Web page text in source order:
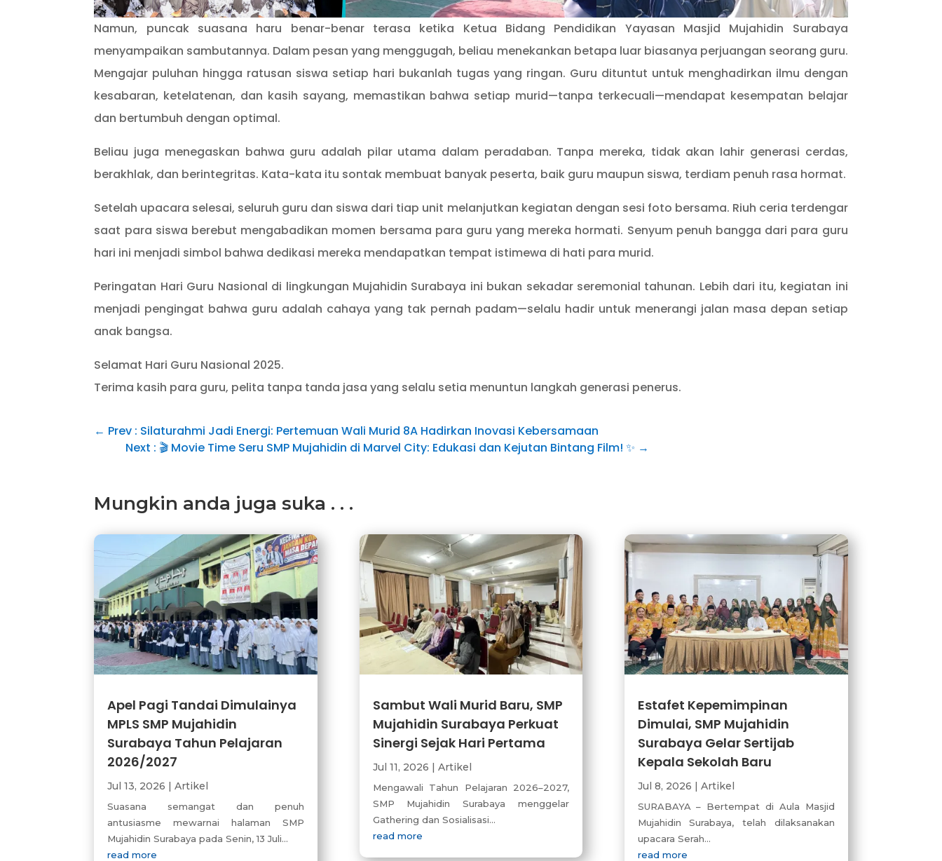
Namun, puncak suasana haru benar-benar terasa ketika Ketua Bidang Pendidikan Yayasan Masjid Mujahidin Surabaya
menyampaikan sambutannya. Dalam pesan yang menggugah, beliau menekankan betapa luar biasanya perjuangan seorang guru.
Mengajar puluhan hingga ratusan siswa setiap hari bukanlah tugas yang ringan. Guru dituntut untuk menghadirkan ilmu dengan
kesabaran, ketelatenan, dan kasih sayang, memastikan bahwa setiap murid—tanpa terkecuali—mendapat kesempatan belajar
dan bertumbuh dengan optimal.
Beliau juga menegaskan bahwa guru adalah pilar utama dalam peradaban. Tanpa mereka, tidak akan lahir generasi cerdas,
berakhlak, dan berintegritas. Kata-kata itu sontak membuat banyak peserta, baik guru maupun siswa, terdiam penuh rasa hormat.
Setelah upacara selesai, seluruh guru dan siswa dari tiap unit melanjutkan kegiatan dengan sesi foto bersama. Riuh ceria terdengar
saat para siswa berebut mengabadikan momen bersama para guru yang mereka hormati. Senyum penuh bangga dari para guru
hari ini menjadi simbol bahwa dedikasi mereka mendapatkan tempat istimewa di hati para murid.
Peringatan Hari Guru Nasional di lingkungan Mujahidin Surabaya ini bukan sekadar seremonial tahunan. Lebih dari itu, kegiatan ini
menjadi pengingat bahwa guru adalah cahaya yang tak pernah padam—selalu hadir untuk menerangi jalan masa depan setiap
anak bangsa.
Selamat Hari Guru Nasional 2025.
Terima kasih para guru, pelita tanpa tanda jasa yang selalu setia menuntun langkah generasi penerus.
← Prev : Silaturahmi Jadi Energi: Pertemuan Wali Murid 8A Hadirkan Inovasi Kebersamaan
Next : 🎬 Movie Time Seru SMP Mujahidin di Marvel City: Edukasi dan Kejutan Bintang Film! ✨ →
Mungkin anda juga suka . . .
Apel Pagi Tandai Dimulainya
MPLS SMP Mujahidin
Surabaya Tahun Pelajaran
2026/2027
Jul 13, 2026 |Artikel
Suasana semangat dan penuh
antusiasme mewarnai halaman SMP
Mujahidin Surabaya pada Senin, 13 Juli...
read more
Sambut Wali Murid Baru, SMP
Mujahidin Surabaya Perkuat
Sinergi Sejak Hari Pertama
Jul 11, 2026 | Artikel
Mengawali Tahun Pelajaran 2026–2027,
SMP Mujahidin Surabaya menggelar
Gathering dan Sosialisasi...
read more
Estafet Kepemimpinan
Dimulai, SMP Mujahidin
Surabaya Gelar Sertijab
Kepala Sekolah Baru
Jul 8, 2026 | Artikel
SURABAYA – Bertempat di Aula Masjid
Mujahidin Surabaya, telah dilaksanakan
upacara Serah...
read more